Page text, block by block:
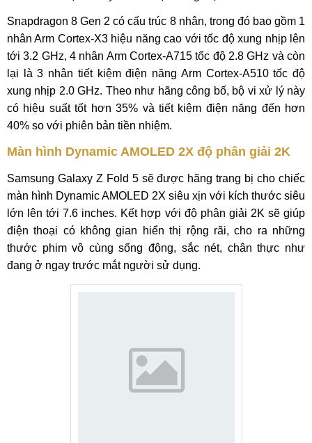
Snapdragon 8 Gen 2 có cấu trúc 8 nhân, trong đó bao gồm 1
nhân Arm Cortex-X3 hiệu năng cao với tốc độ xung nhịp lên
tới 3.2 GHz, 4 nhân Arm Cortex-A715 tốc độ 2.8 GHz và còn
lại là 3 nhân tiết kiệm điện năng Arm Cortex-A510 tốc độ
xung nhịp 2.0 GHz. Theo như hãng công bố, bộ vi xử lý này
có hiệu suất tốt hơn 35% và tiết kiệm điện năng đến hơn
40% so với phiên bản tiền nhiệm.
Màn hình Dynamic AMOLED 2X độ phân giải 2K
Samsung Galaxy Z Fold 5 sẽ được hãng trang bị cho chiếc
màn hình Dynamic AMOLED 2X siêu xịn với kích thước siêu
lớn lên tới 7.6 inches. Kết hợp với độ phân giải 2K sẽ giúp
điện thoại có không gian hiển thị rộng rãi, cho ra những
thước phim vô cùng sống động, sắc nét, chân thực như
đang ở ngay trước mắt người sử dụng.